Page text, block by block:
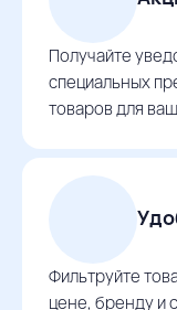
Получайте
специальных
товаров для
Фильтруйте
цене, бренду и